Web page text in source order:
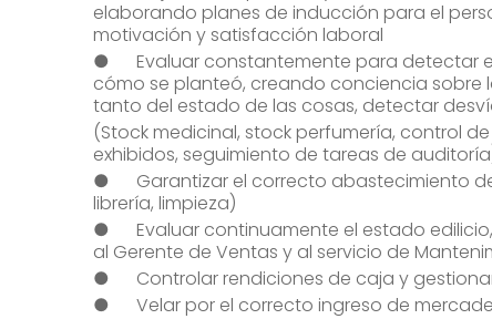
elaborando planes de inducción para el
motivación y satisfacción laboral
● Evaluar constantemente para detectar
cómo se planteó, creando conciencia
tanto del estado de las cosas, detectar
(Stock medicinal, stock perfumería, control
exhibidos, seguimiento de tareas de
● Garantizar el correcto abastecimiento de
librería, limpieza)
● Evaluar continuamente el estado
al Gerente de Ventas y al servicio de
● Controlar rendiciones de caja y
● Velar por el correcto ingreso de